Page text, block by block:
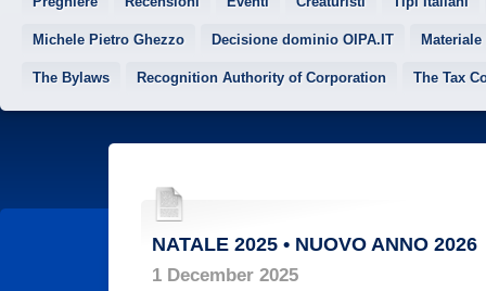
Michele Pietro Ghezzo Decisione dominio OIPA.IT Materiale
The Bylaws Recognition Authority of Corporation The Tax
NATALE 2025 • NUOVO ANNO 2026
1 December 2025